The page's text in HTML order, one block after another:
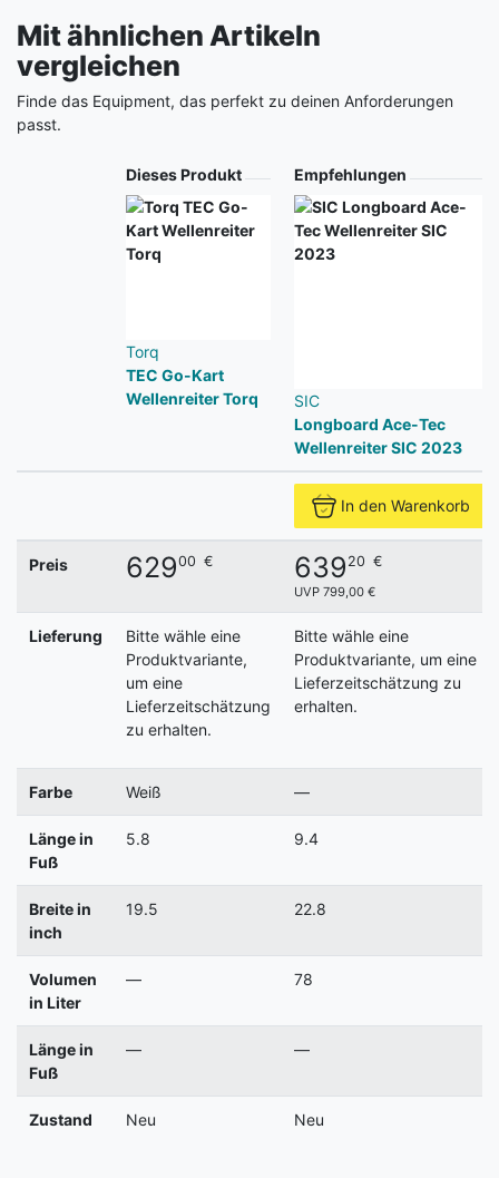
Mit ähnlichen Artikeln
vergleichen
Finde das Equipment, das perfekt zu deinen Anforderungen
passt.
Dieses Produkt
Torq
TEC Go-Kart
Wellenreiter Torq
Empfehlungen
SIC
Longboard Ace-Tec
Wellenreiter SIC 2023
In den Warenkorb
Preis 62900 € 639 20 €
UVP 799,00 €
Lieferung
Bitte wähle eine
Produktvariante,
um eine
Lieferzeitschätzung
zu erhalten.
Bitte wähle eine
Produktvariante, um eine
Lieferzeitschätzung zu
erhalten.
Farbe Weiß —
Länge in
Fuß
5.8 9.4
Breite in
inch
19.5 22.8
Volumen
in Liter
— 78
Länge in
Fuß
— —
Zustand Neu Neu